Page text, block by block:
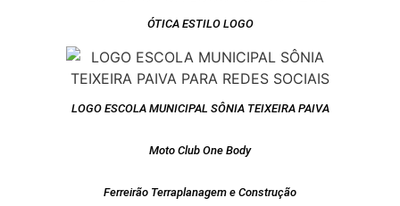
ÓTICA ESTILO LOGO
LOGO ESCOLA MUNICIPAL SÔNIA TEIXEIRA PAIVA
Moto Club One Body
Ferreirão Terraplanagem e Construção